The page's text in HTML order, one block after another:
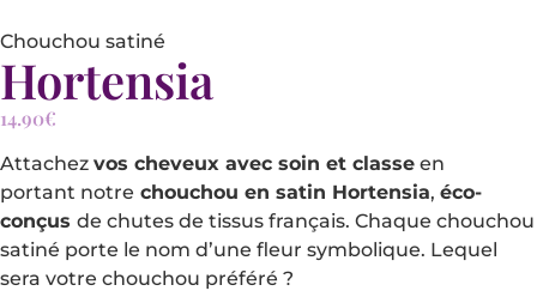
Chouchou satiné
Hortensia
14.90€
Attachez vos cheveux avec soin et classe en
portant notre chouchou en satin Hortensia, éco-
conçus de chutes de tissus français. Chaque chouchou
satiné porte le nom d’une fleur symbolique. Lequel
sera votre chouchou préféré ?